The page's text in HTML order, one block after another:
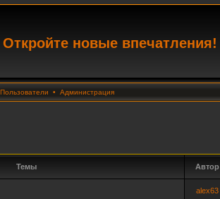
новые впечатления!
Пользователи • Администрация
Темы Автор
alex63